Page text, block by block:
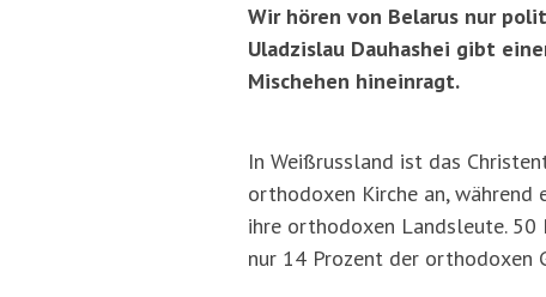
Wir hören von Belarus nur
Uladzislau Dauhashei gibt
Mischehen hineinragt.
In Weißrussland ist das
orthodoxen Kirche an, während
ihre orthodoxen Landsleute. 50
nur 14 Prozent der orthodoxen